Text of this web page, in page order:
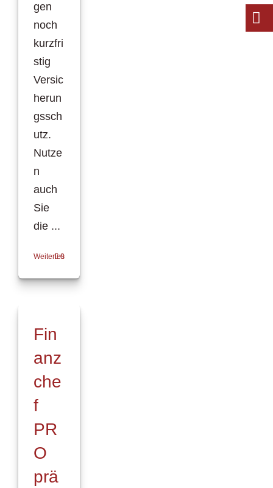
gen
noch
kurzfri
stig
Versic
herun
gssch
utz.
Nutze
n
auch
Sie
die ...
Weiterlesen
0
Fin
anz
che
f
PR
O
prä